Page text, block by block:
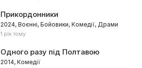
Прикордонники
2024, Воєнні, Бойовики, Комедії, Драми
1 рік тому
Одного разу під Полтавою
2014, Комедії